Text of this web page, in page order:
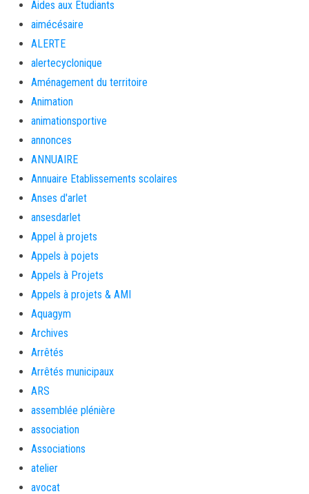
Aides aux Etudiants
aimécésaire
ALERTE
alertecyclonique
Aménagement du territoire
Animation
animationsportive
annonces
ANNUAIRE
Annuaire Etablissements scolaires
Anses d'arlet
ansesdarlet
Appel à projets
Appels à pojets
Appels à Projets
Appels à projets & AMI
Aquagym
Archives
Arrêtés
Arrêtés municipaux
ARS
assemblée plénière
association
Associations
atelier
avocat